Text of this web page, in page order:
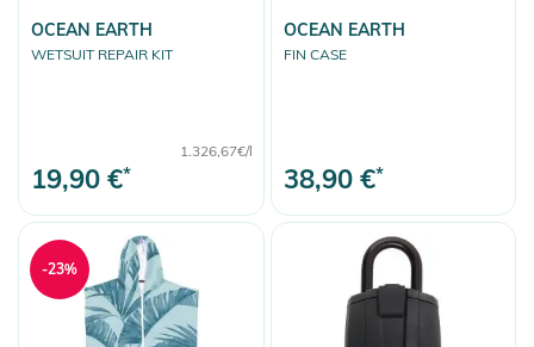
OCEAN EARTH
WETSUIT REPAIR KIT
1.326,67€/l
19,90 €*
OCEAN EARTH
FIN CASE
38,90 €*
-23%